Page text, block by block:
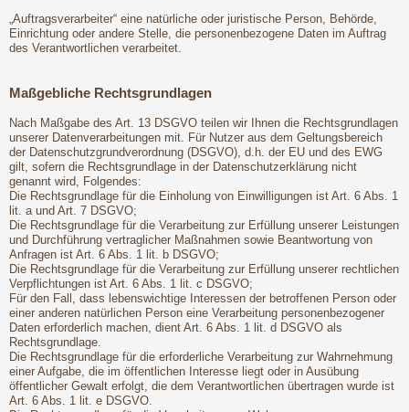
„Auftragsverarbeiter“ eine natürliche oder juristische Person, Behörde,
Einrichtung oder andere Stelle, die personenbezogene Daten im Auftrag
des Verantwortlichen verarbeitet.
Maßgebliche Rechtsgrundlagen
Nach Maßgabe des Art. 13 DSGVO teilen wir Ihnen die Rechtsgrundlagen
unserer Datenverarbeitungen mit. Für Nutzer aus dem Geltungsbereich
der Datenschutzgrundverordnung (DSGVO), d.h. der EU und des EWG
gilt, sofern die Rechtsgrundlage in der Datenschutzerklärung nicht
genannt wird, Folgendes:
Die Rechtsgrundlage für die Einholung von Einwilligungen ist Art. 6 Abs. 1
lit. a und Art. 7 DSGVO;
Die Rechtsgrundlage für die Verarbeitung zur Erfüllung unserer Leistungen
und Durchführung vertraglicher Maßnahmen sowie Beantwortung von
Anfragen ist Art. 6 Abs. 1 lit. b DSGVO;
Die Rechtsgrundlage für die Verarbeitung zur Erfüllung unserer rechtlichen
Verpflichtungen ist Art. 6 Abs. 1 lit. c DSGVO;
Für den Fall, dass lebenswichtige Interessen der betroffenen Person oder
einer anderen natürlichen Person eine Verarbeitung personenbezogener
Daten erforderlich machen, dient Art. 6 Abs. 1 lit. d DSGVO als
Rechtsgrundlage.
Die Rechtsgrundlage für die erforderliche Verarbeitung zur Wahrnehmung
einer Aufgabe, die im öffentlichen Interesse liegt oder in Ausübung
öffentlicher Gewalt erfolgt, die dem Verantwortlichen übertragen wurde ist
Art. 6 Abs. 1 lit. e DSGVO.